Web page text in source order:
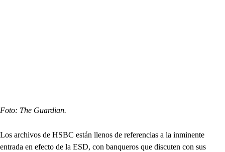
Foto: The Guardian.
Los archivos de HSBC están llenos de referencias a la inminente
entrada en efecto de la ESD, con banqueros que discuten con sus